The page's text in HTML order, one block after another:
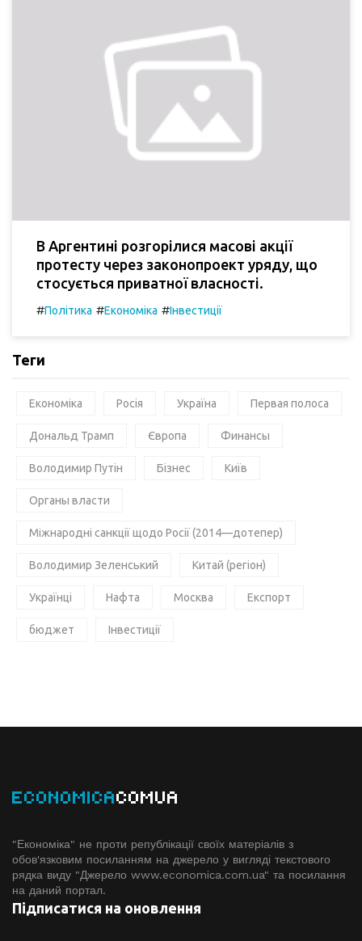
В Аргентині розгорілися масові акції
протесту через законопроект уряду, що
стосується приватної власності.
#Політика #Економіка #Інвестиції
Теги
Економіка Росія Україна Первая полоса
Дональд Трамп Європа Финансы
Володимир Путін Бізнес Київ
Органы власти
Міжнародні санкції щодо Росії (2014—дотепер)
Володимир Зеленський Китай (регіон)
Українці Нафта Москва Експорт
бюджет Інвестиції
ECONOMICACOMUA
"Економіка" не проти републікації своїх матеріалів з
обов'язковим посиланням на джерело у вигляді текстового
рядка виду "Джерело www.economiсa.com.ua" та посилання
на даний портал.
Підписатися на оновлення